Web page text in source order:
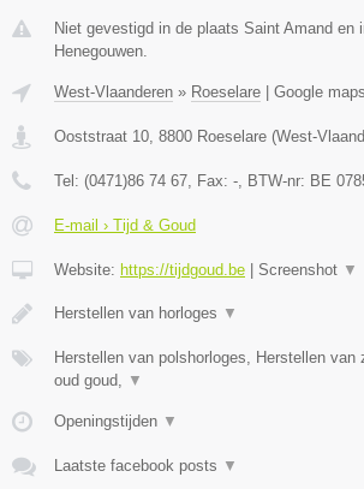
Niet gevestigd in de plaats Saint Amand en
Henegouwen.
West-Vlaanderen » Roeselare | Google maps
Ooststraat 10 8800 Roeselare (West-
Tel: (0471)86 74 67 , Fax: - , BTW-nr: BE
E-mail › Tijd & Goud
Website: https://tijdgoud.be | Screenshot ▼
Herstellen van horloges ▼
Herstellen van polshorloges, Herstellen van
oud goud,
▼
Openingstijden ▼
Laatste facebook posts ▼